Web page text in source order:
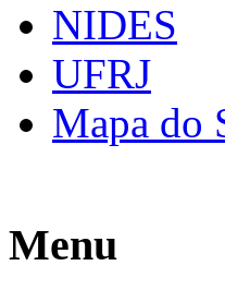
NIDES
UFRJ
Mapa do
Menu